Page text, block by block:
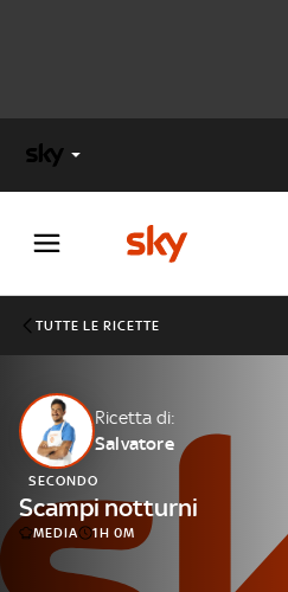
Cos’altro vedere:
PROGRAMMI SKY
Un mondo di offerte:
SKY.IT
NOW
TUTTE LE RICETTE
Ricetta di:
Salvatore
SECONDO
Scampi notturni
MEDIA 1H 0M